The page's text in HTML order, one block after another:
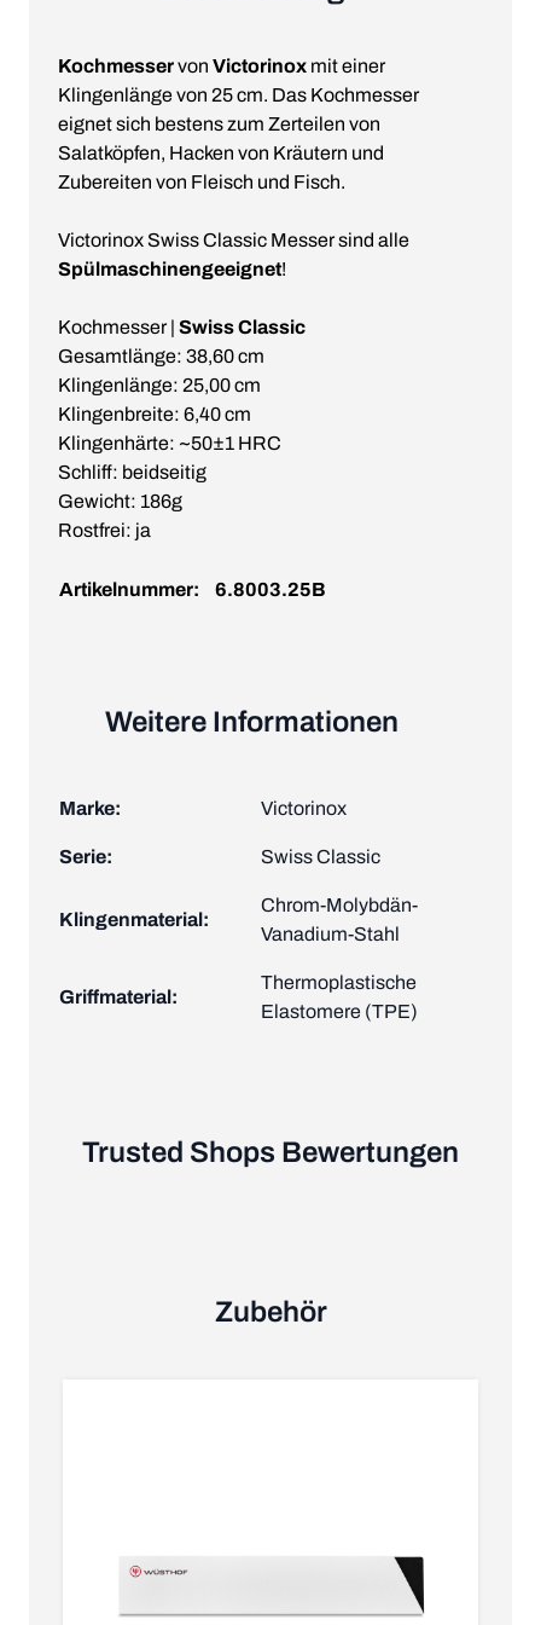
Kochmesservon Victorinox mit einer
Klingenlänge von 25 cm. Das Kochmesser
eignet sich bestens zum Zerteilen von
Salatköpfen, Hacken von Kräutern und
Zubereiten von Fleisch und Fisch.
Victorinox Swiss Classic Messer sind alle
Spülmaschinengeeignet!
Kochmesser | Swiss Classic
Gesamtlänge: 38,60 cm
Klingenlänge: 25,00 cm
Klingenbreite: 6,40 cm
Klingenhärte: ~50±1 HRC
Schliff: beidseitig
Gewicht: 186g
Rostfrei: ja
Artikelnummer: 6.8003.25B
Weitere Informationen
Marke: Victorinox
Serie: Swiss Classic
Klingenmaterial:
Chrom-Molybdän-
Vanadium-Stahl
Griffmaterial:
Thermoplastische
Elastomere (TPE)
Trusted Shops Bewertungen
Zubehör